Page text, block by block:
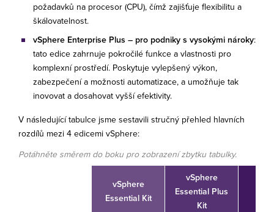
požadavků na procesor (CPU), čímž zajišťuje flexibilitu a
škálovatelnost.
vSphere Enterprise Plus –⁠⁠⁠⁠⁠⁠ pro podniky s vysokými nároky:
tato edice zahrnuje pokročilé funkce a vlastnosti pro
komplexní prostředí. Poskytuje vylepšený výkon,
zabezpečení a možnosti automatizace, a umožňuje tak
inovovat a dosahovat vyšší efektivity.
V následující tabulce jsme sestavili stručný přehled hlavních
rozdílů mezi 4 edicemi vSphere:
Potáhněte směrem do boku pro zobrazení zbytku tabulky.
vSphere
Essential Kit
vSphere
Essential Plus
Kit